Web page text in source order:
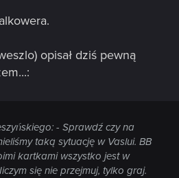
opisał dziś pewną
- Sprawdź czy na
taką sytuację w Vaslui. BB
kartkami wszystko jest w
się nie przejmuj, tylko graj.